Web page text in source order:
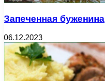
Запеченная буженина
06.12.2023